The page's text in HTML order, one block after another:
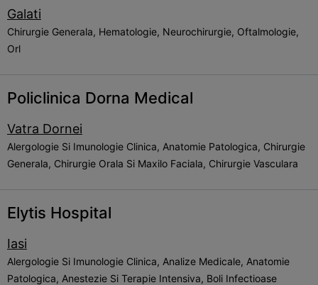
Galati
Chirurgie Generala, Hematologie, Neurochirurgie, Oftalmologie,
Orl
Policlinica Dorna Medical
Vatra Dornei
Alergologie Si Imunologie Clinica, Anatomie Patologica, Chirurgie
Generala, Chirurgie Orala Si Maxilo Faciala, Chirurgie Vasculara
Elytis Hospital
Iasi
Alergologie Si Imunologie Clinica, Analize Medicale, Anatomie
Patologica, Anestezie Si Terapie Intensiva, Boli Infectioase